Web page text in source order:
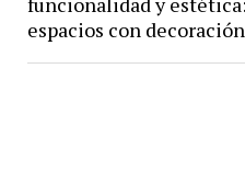
espacios con